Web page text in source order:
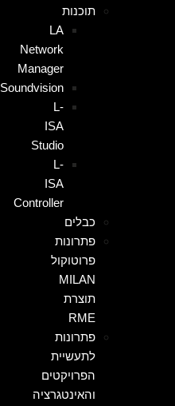
תוכנות
LA
Network
Manager
Soundvision
L-
ISA
Studio
L-
ISA
Controller
כבלים
פתרונות
פרוטוקול
MILAN
תוצרת
RME
פתרונות
לתעשיית
הפרויקטים
והאינטגרציה